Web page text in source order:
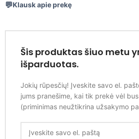
Klausk apie prekę
Šis produktas šiuo metu
išparduotas.
Jokių rūpesčių! Įveskite savo el.
jums pranešime, kai tik prekė vėl
(priminimas neužtikrina užsakymo